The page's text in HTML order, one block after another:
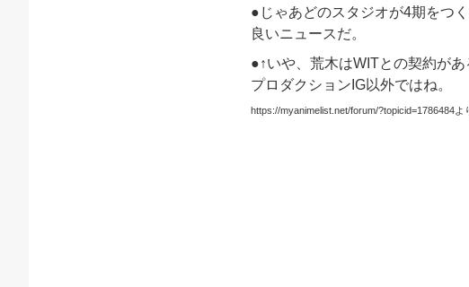
●じゃあどのスタジオが4期をつ
良いニュースだ。
●↑いや、荒木はWITとの契約が
プロダクションIG以外ではね。
https://myanimelist.net/forum/?topicid=1786484よ